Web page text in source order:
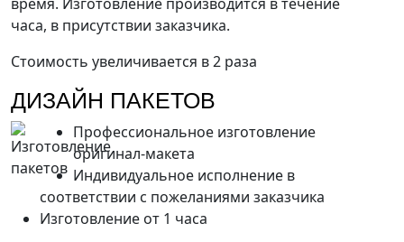
часа, в присутствии заказчика.
Стоимость увеличивается в 2 раза
ДИЗАЙН ПАКЕТОВ
Профессиональное изготовление
оригинал-макета
Индивидуальное исполнение в
соответствии с пожеланиями заказчика
Изготовление от 1 часа